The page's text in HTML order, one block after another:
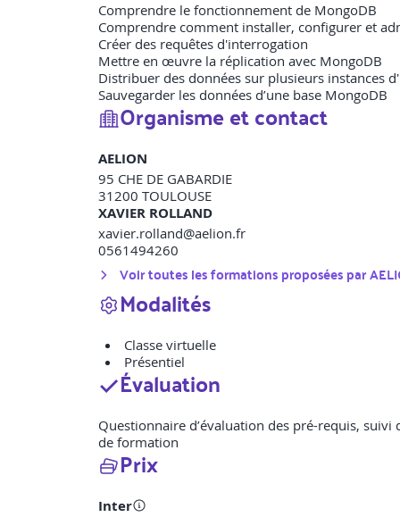
Comprendre le fonctionnement de MongoDB
Comprendre comment installer, configurer et
Créer des requêtes d'interrogation
Mettre en œuvre la réplication avec MongoDB
Distribuer des données sur plusieurs instances
Sauvegarder les données d’une base MongoDB
Organisme et contact
AELION
95 CHE DE GABARDIE
31200 TOULOUSE
XAVIER ROLLAND
xavier.rolland@aelion.fr
0561494260
Voir toutes les formations proposées par
Modalités
Classe virtuelle
Présentiel
Évaluation
Questionnaire d’évaluation des pré-requis,
de formation
Prix
Inter